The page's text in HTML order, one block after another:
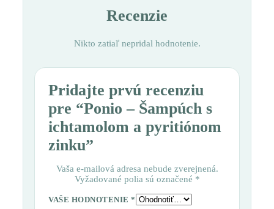
Recenzie
Nikto zatiaľ nepridal hodnotenie.
Pridajte prvú recenziu
pre “Ponio – Šampúch s
ichtamolom a pyritiónom
zinku”
Vaša e-mailová adresa nebude zverejnená.
Vyžadované polia sú označené *
VAŠE HODNOTENIE *